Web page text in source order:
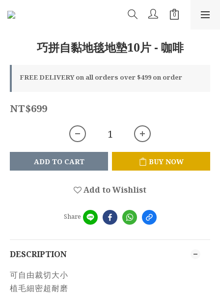
巧拼自黏地毯地墊10片 - 咖啡
FREE DELIVERY on all orders over $499 on order
NT$699
ADD TO CART BUY NOW
Add to Wishlist
Share
DESCRIPTION
可自由裁切大小
植毛細密超耐磨